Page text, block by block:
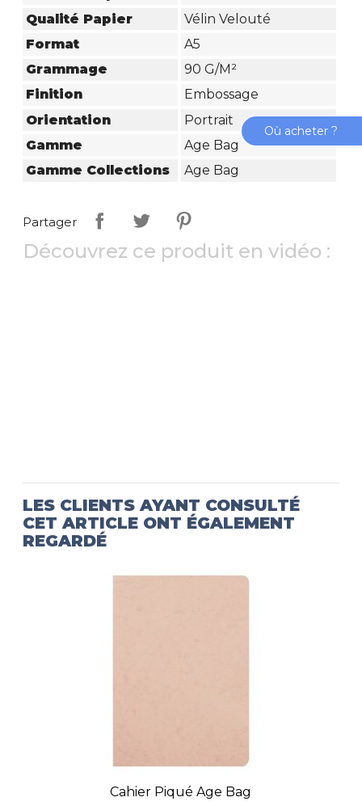
Qualité Papier
Vélin Velouté
Format
A5
Grammage
90 G/m²
Finition
Embossage
Orientation
Portrait
Gamme
Age Bag
Gamme Collections
Age Bag
Partager
Découvrez ce produit en vidéo :
LES CLIENTS AYANT CONSULTÉ
CET ARTICLE ONT ÉGALEMENT
REGARDÉ
Cahier Piqué Age Bag
Où acheter ?